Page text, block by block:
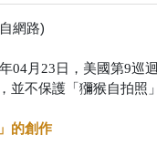
網路)
年04月23日，美國第9
並不保護「獼猴自拍照
的創作